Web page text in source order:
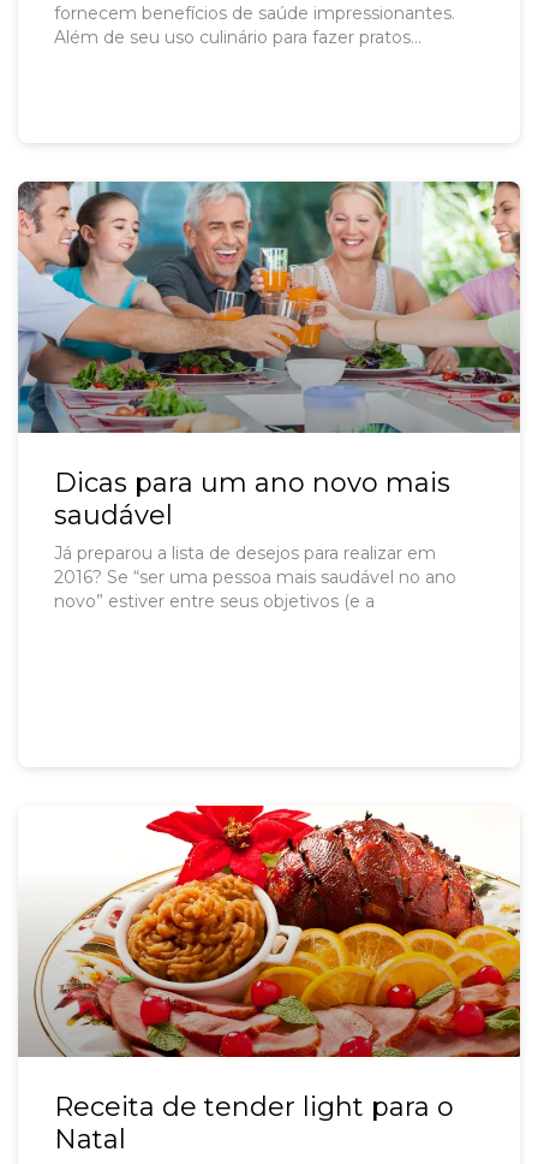
fornecem benefícios de saúde impressionantes.
Além de seu uso culinário para fazer pratos
Dicas para um ano novo mais
saudável
Já preparou a lista de desejos para realizar em
2016? Se “ser uma pessoa mais saudável no ano
novo” estiver entre seus objetivos (e a
Receita de tender light para o
Natal